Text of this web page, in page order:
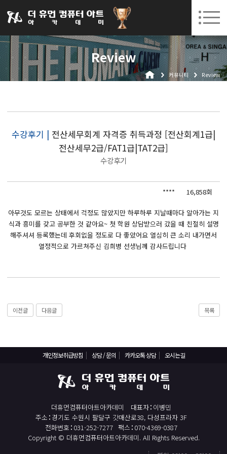
031-252-7277 수원캠퍼스 개강 08. 12.(수)
로그인 회원가입 고객센터
Review
커뮤니티 Review
수강후기 | 전산세무회계 자격증 취득과정 [전산회계1급|
전산세무2급/FAT1급|TAT2급]
수강후기
**** 16,858회
아무것도 모르는 상태에서 걱정도 많았지만 하루하루 지날때마다 알아가는 지
식과 흥미를 갖고 공부한 것 같아요~ 첫 학원 상담받으러 갔을 때 친절히 설명
해주셔셔 등록했는데 후회없을 정도로 다 좋았어요 열심히 큰 소리 내가면서
열정적으로 가르쳐주신 김희병 선생님께 감사드립니다
이전글 다음글 목록
개인정보취급방침 상담 / 문의 카카오톡 상담 오시는길
더휴먼컴퓨터아트아카데미 대표자 이병민
주소 경기도 수원시 팔달구 갓매산로38, 다성프라자 3F
전화번호 031-252-7277 팩스 070-4369-0387
Copyright © 더휴먼컴퓨터아트아카데미. All Rights Reserved.
아카데미소개
인사말
오시는길
국비지원 무료교육
BIM 건축설계 및 실내건축설계(캐드(CAD),맥스(MAX),레빗(REVIT))실무자 양성과정
React, Veu 프레임워크 기반 프론트엔드 개발 양성 지원
반응형/웹퍼블리셔/프론트엔드 웹개발자(웹디자인)
자바(Java)기반 JSP/스프링 웹개발자(정보처리산업기사)(과정평가형)
전산세무회계 자격취득과정[전산회계1급/전산세무2급/FAT1급/TAT2급]
직업상담사 2급 (필기+실기) 자격증 취득과정
일러스트 자격증 취득과정(GTQi 1급)
전산회계 1급 / FAT 1급 자격증 취득과정
전산세무 2급 / TAT 2급 자격증 취득과정